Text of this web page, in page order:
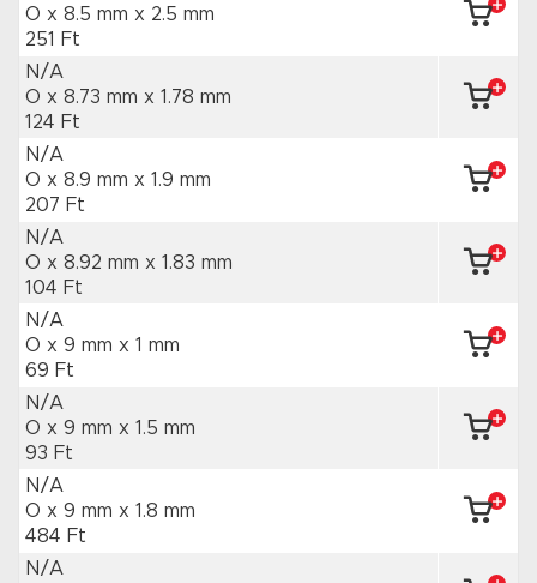
O x 8.5 mm x 2.5 mm
251 Ft
N/A
O x 8.73 mm x 1.78 mm
124 Ft
N/A
O x 8.9 mm x 1.9 mm
207 Ft
N/A
O x 8.92 mm x 1.83 mm
104 Ft
N/A
O x 9 mm x 1 mm
69 Ft
N/A
O x 9 mm x 1.5 mm
93 Ft
N/A
O x 9 mm x 1.8 mm
484 Ft
N/A